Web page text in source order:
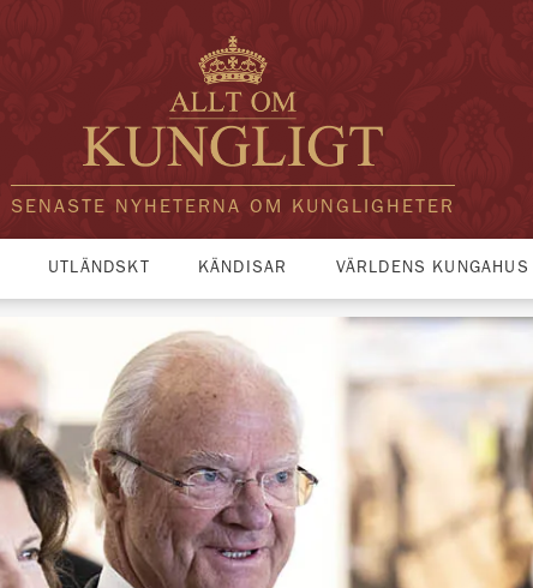
SENASTE NYHETERNA OM KUNGLIGHETER
UTLÄNDSKT KÄNDISAR VÄRLDENS KUNGAHUS